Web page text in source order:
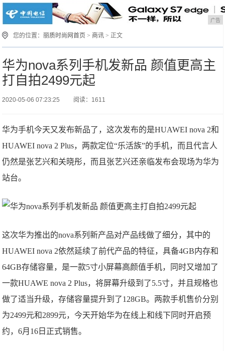
广告
您的位置： 丽质时尚网首页 > 商讯 > 正文
华为nova系列手机发新品 颜值更高主
打自拍2499元起
2020-05-06 07:23:25 阅读：1611
华为手机今天又发布新品了，这次发布的是HUAWEI nova 2和
HUAWEI nova 2 Plus，两款定位“乐活族”的手机，而且代言人
仍然是张艺兴和关晓彤，而且张艺兴还亲临发布会现场为华为
站台。
这次华为推出的nova系列新产品对产品线做了细分，其中的
HUAWEI nova 2依然延续了前代产品的特征，具备4GB内存和
64GB存储容量，是一款5寸小屏幕高颜值手机，同时又增加了
一款HUAWE nova 2 Plus，将屏幕升级到了5.5寸，并且规格也
做了适当升级，存储容量提升到了128GB。两款手机售价分别
为2499元和2899元，今天开始华为在线上和线下同时开启预
约，6月16日正式销售。